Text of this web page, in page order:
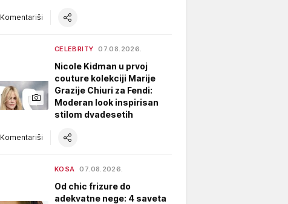
Komentariši
CELEBRITY 07.08.2026.
Nicole Kidman u prvoj
couture kolekciji Marije
Grazije Chiuri za Fendi:
Moderan look inspirisan
stilom dvadesetih
Komentariši
KOSA 07.08.2026.
Od chic frizure do
adekvatne nege: 4 saveta